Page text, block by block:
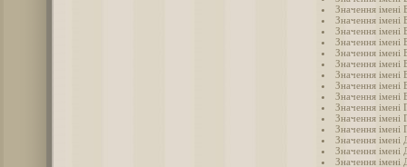
Значення імені
Значення імені
Значення імені
Значення імені
Значення імені
Значення імені
Значення імені
Значення імені
Значення імені
Значення імені
Значення імені
Значення імені
Значення імені
Значення імені
Значення імені